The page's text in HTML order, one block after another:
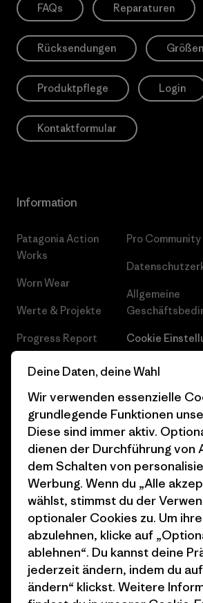
FAQs Reparaturen
Rücksendungen
Produktpflege Login
Kontaktformular
Information
Patagonia Action
Works
Worn Wear
Werte & Projekte
Progress Report
Business Unusual
Klimaziele
1% For The Planet
Wie wir finanzieren
Geschenkgutscheine
Stores in deiner
Nähe
Pro Community
Allgemeine
Cookie
Karriere
Pressekontakt
Industry
Affiliate-
Patagonia
Deine Daten, deine Wahl
Wir verwenden essenzielle
grundlegende Funktionen
Diese sind immer aktiv.
dienen der Durchführung von
dem Schalten von
Werbung. Wenn du „Alle
wählst, stimmst du der
optionaler Cookies zu. Um
abzulehnen, klicke auf
ablehnen“. Du kannst deine
jederzeit ändern, indem du
ändern“ klickst. Weitere